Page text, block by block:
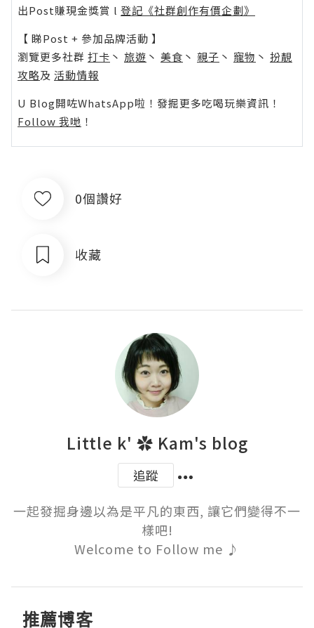
出Post賺現金獎賞 l 登記《社群創作有價企劃》
【 睇Post + 參加品牌活動 】
瀏覽更多社群 打卡 丶 旅遊 丶 美食 丶 親子 丶 寵物 丶 扮靚
攻略及 活動情報
U Blog開咗WhatsApp啦！發掘更多吃喝玩樂資訊！
Follow 我哋 ！
0個讚好
收藏
Little k' ✿ Kam's blog
追蹤
一起發掘身邊以為是平凡的東西, 讓它們變得不一
樣吧!
Welcome to Follow me ♪
推薦博客